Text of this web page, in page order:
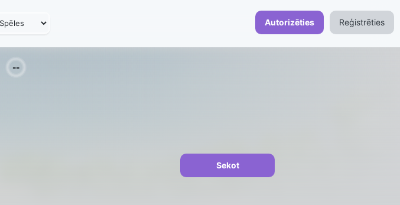
Autorizēties Reģistrēties
--
Sekot